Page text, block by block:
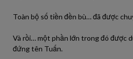
Toàn bộ số tiền đền bù… đã được
Và rồi… một phần lớn trong đó được
đứng tên Tuấn.